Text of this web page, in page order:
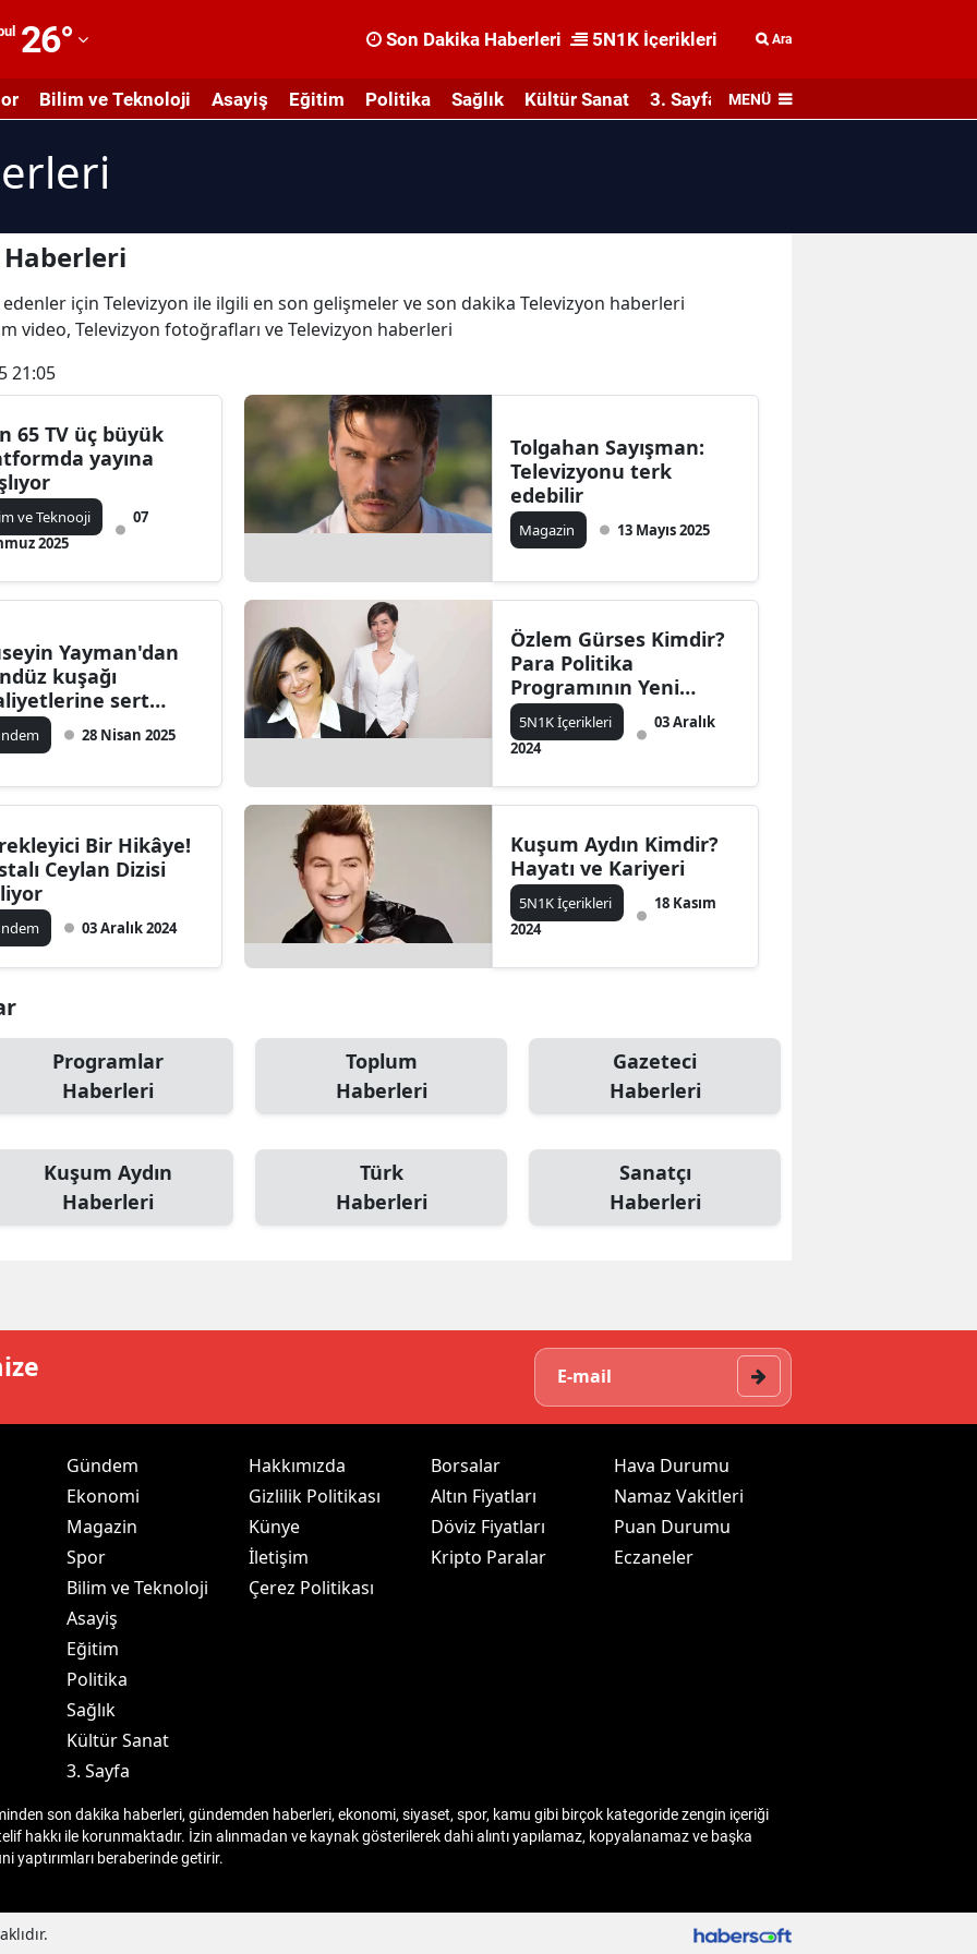
26° Son Dakika Haberleri 5N1K İçerikleri Ara
Bilim ve Teknoloji Asayiş Eğitim Politika Sağlık Kültür Sanat 3. Sayfa MENÜ
için Televizyon ile ilgili en son gelişmeler ve son dakika Televizyon haberleri
video, Televizyon fotoğrafları ve Televizyon haberleri
21:05
65 TV üç büyük
yayına
ve Teknooji
07
2025
Tolgahan Sayışman:
Televizyonu terk
edebilir
Magazin 13 Mayıs 2025
Yayman'dan
kuşağı
sert
Toplumsal
bozuyor
28 Nisan 2025
Özlem Gürses Kimdir?
Para Politika
Programının Yeni
Sunucusu Oldu
5N1K İçerikleri
03 Aralık
2024
Bir Hikâye!
Ceylan Dizisi
03 Aralık 2024
Kuşum Aydın Kimdir?
Hayatı ve Kariyeri
5N1K İçerikleri
18 Kasım
2024
Programlar
Haberleri
Toplum
Haberleri
Gazeteci
Haberleri
Kuşum Aydın
Haberleri
Türk
Haberleri
Sanatçı
Haberleri
Gündem
Ekonomi
Magazin
Spor
Bilim ve Teknoloji
Asayiş
Eğitim
Politika
Sağlık
Kültür Sanat
3. Sayfa
Hakkımızda
Gizlilik Politikası
Künye
İletişim
Çerez Politikası
Borsalar
Altın Fiyatları
Döviz Fiyatları
Kripto Paralar
Hava Durumu
Namaz Vakitleri
Puan Durumu
Eczaneler
son dakika haberleri, gündemden haberleri, ekonomi, siyaset, spor, kamu gibi birçok kategoride zengin içeriği
hakkı ile korunmaktadır. İzin alınmadan ve kaynak gösterilerek dahi alıntı yapılamaz, kopyalanamaz ve başka
yaptırımları beraberinde getirir.